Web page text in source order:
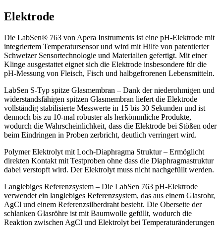
Elektrode
Die LabSen® 763 von Apera Instruments ist eine pH-Elektrode mit
integriertem Temperatursensor und wird mit Hilfe von patentierter
Schweizer Sensortechnologie und Materialien gefertigt. Mit einer
Klinge ausgestattet eignet sich die Elektrode insbesondere für die
pH-Messung von Fleisch, Fisch und halbgefrorenen Lebensmitteln.
LabSen S-Typ spitze Glasmembran – Dank der niederohmigen und
widerstandsfähigen spitzen Glasmembran liefert die Elektrode
vollständig stabilisierte Messwerte in 15 bis 30 Sekunden und ist
dennoch bis zu 10-mal robuster als herkömmliche Produkte,
wodurch die Wahrscheinlichkeit, dass die Elektrode bei Stößen oder
beim Eindringen in Proben zerbricht, deutlich verringert wird.
Polymer Elektrolyt mit Loch-Diaphragma Struktur – Ermöglicht
direkten Kontakt mit Testproben ohne dass die Diaphragmastruktur
dabei verstopft wird. Der Elektrolyt muss nicht nachgefüllt werden.
Langlebiges Referenzsystem – Die LabSen 763 pH-Elektrode
verwendet ein langlebiges Referenzsystem, das aus einem Glasrohr,
AgCl und einem Referenzsilberdraht besteht. Die Oberseite der
schlanken Glasröhre ist mit Baumwolle gefüllt, wodurch die
Reaktion zwischen AgCl und Elektrolyt bei Temperaturänderungen